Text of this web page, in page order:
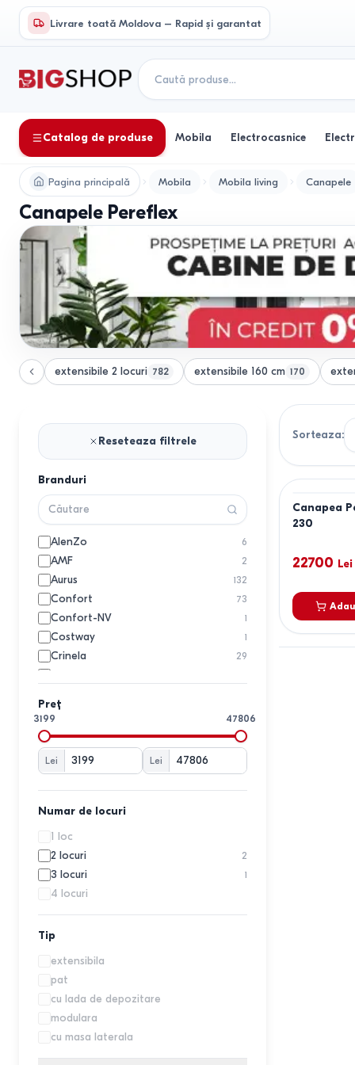
Livrare toată Moldova – Rapid și garantat
Catalog de produse Mobila Electrocasnice
Pagina principală Mobila Mobila living Canapele
Canapele Pereflex
extensibile 2 locuri 782 extensibile 160 cm 170
Reseteaza filtrele
Branduri
AlenZo 6
AMF 2
Aurus 132
Confort 73
Confort-NV 1
Costway 1
Crinela 29
Elegant Style 159
Eltap 3
EM 3
Embawood 11
Evelin 1
Fabulous
Magnifico Meble
Mebel Elite
ML Mobila
Mobilier
Modalife
Modern
Nijegorod mebeli 3
Preț
3199 47806
Lei Lei
Numar de locuri
1 loc
2 locuri
2
3 locuri 1
4 locuri
Tip
extensibila
pat
cu lada de depozitare
modulara
cu masa laterala
Sorteaza:
Canapea
230
22700 Lei